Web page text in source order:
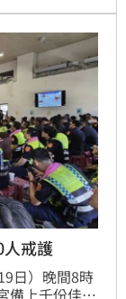
戒護
日）晚間8時
備上千份佳